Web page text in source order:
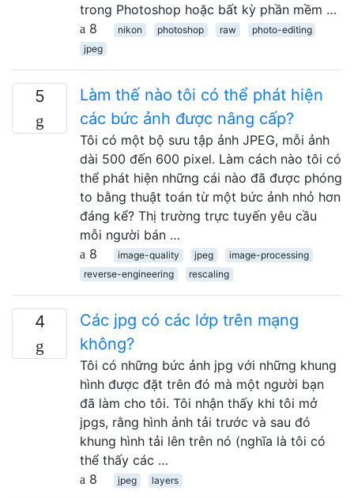
trong Photoshop hoặc bất kỳ phần mềm …
8
nikon photoshop raw
photo-editing
jpeg
5
Làm thế nào tôi có thể phát hiện
các bức ảnh được nâng cấp?
Tôi có một bộ sưu tập ảnh JPEG, mỗi ảnh
dài 500 đến 600 pixel. Làm cách nào tôi có
thể phát hiện những cái nào đã được phóng
to bằng thuật toán từ một bức ảnh nhỏ hơn
đáng kể? Thị trường trực tuyến yêu cầu
mỗi người bán …
8
image-quality jpeg
image-processing
reverse-engineering
rescaling
4
Các jpg có các lớp trên mạng
không?
Tôi có những bức ảnh jpg với những khung
hình được đặt trên đó mà một người bạn
đã làm cho tôi. Tôi nhận thấy khi tôi mở
jpgs, rằng hình ảnh tải trước và sau đó
khung hình tải lên trên nó (nghĩa là tôi có
thể thấy các …
8
jpeg layers